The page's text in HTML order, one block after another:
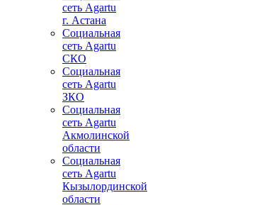
сеть Agartu
г. Астана
Социальная
сеть Agartu
СКО
Социальная
сеть Agartu
ЗКО
Социальная
сеть Agartu
Акмолинской
области
Социальная
сеть Agartu
Кызылординской
области